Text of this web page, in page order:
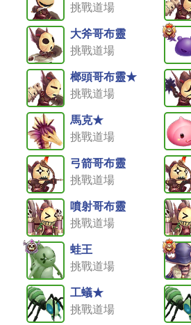
挑戰道場
大斧哥布靈
挑戰道場
榔頭哥布靈★
挑戰道場
馬克★
挑戰道場
弓箭哥布靈
挑戰道場
噴射哥布靈
挑戰道場
蛙王
挑戰道場
工蟻★
挑戰道場